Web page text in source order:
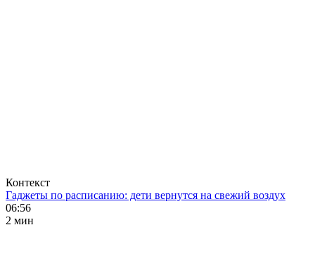
Контекст
Гаджеты по расписанию: дети вернутся на свежий воздух
06:56
2 мин